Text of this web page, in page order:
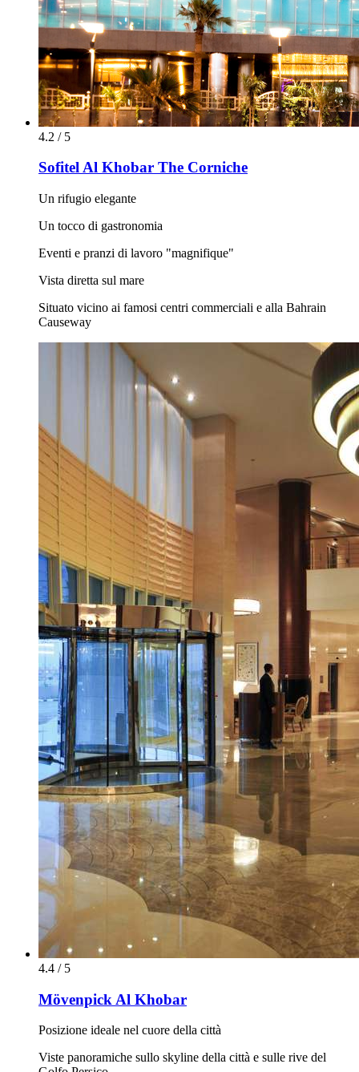
4.2 / 5
Sofitel Al Khobar The Corniche
Un rifugio elegante
Un tocco di gastronomia
Eventi e pranzi di lavoro "magnifique"
Vista diretta sul mare
Situato vicino ai famosi centri commerciali e alla Bahrain
Causeway
4.4 / 5
Mövenpick Al Khobar
Posizione ideale nel cuore della città
Viste panoramiche sullo skyline della città e sulle rive del